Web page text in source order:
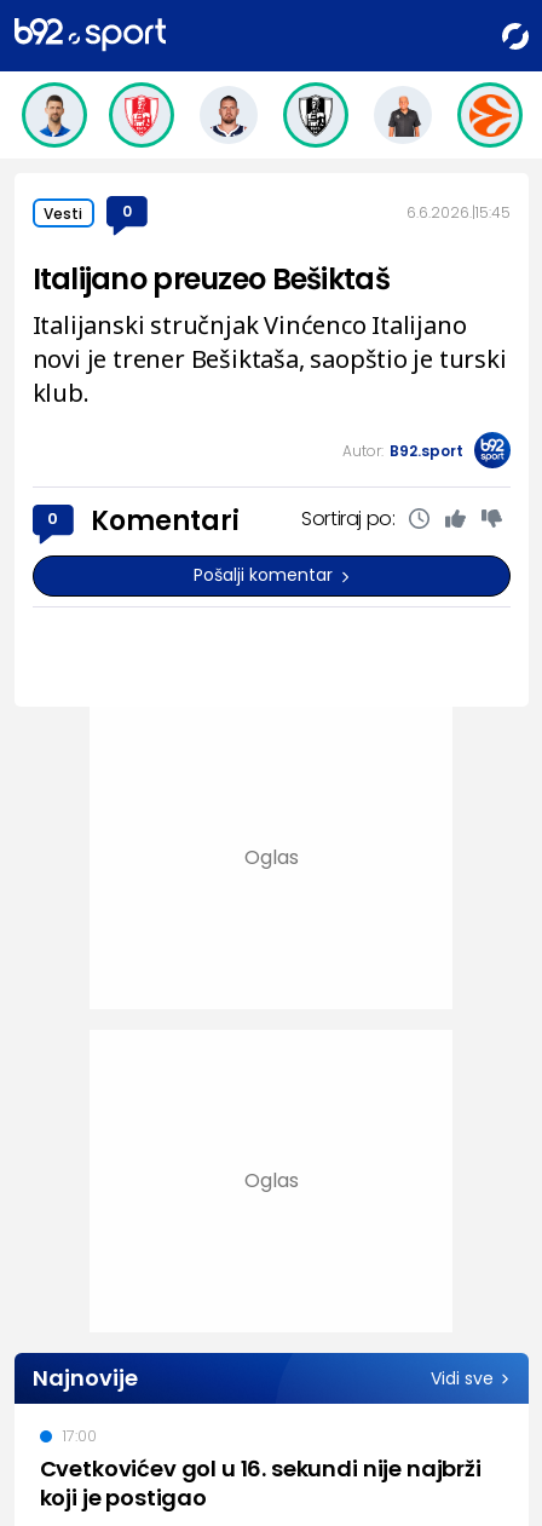
Vesti 0 6.6.2026. 15:45
Italijano preuzeo Bešiktaš
Italijanski stručnjak Vinćenco Italijano
novi je trener Bešiktaša, saopštio je turski
klub.
Autor: B92.sport
0 Komentari Sortiraj po:
Pošalji komentar
Najnovije Vidi sve
Cvetkovićev gol u 16. sekundi nije najbrži
koji je postigao
17:00